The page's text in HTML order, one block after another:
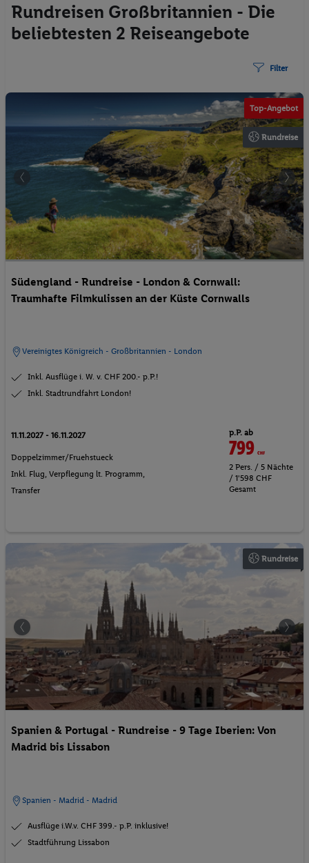
Rundreisen Großbritannien - Die
beliebtesten 2 Reiseangebote
Filter
Top-Angebot
Rundreise
Südengland - Rundreise - London & Cornwall:
Traumhafte Filmkulissen an der Küste Cornwalls
Vereinigtes Königreich - Großbritannien - London
Inkl. Ausflüge i. W. v. CHF 200.- p.P.!
Inkl. Stadtrundfahrt London!
11.11.2027 - 16.11.2027
Doppelzimmer/Fruehstueck
Inkl. Flug, Verpflegung lt. Programm
Transfer
p.P. ab
799CHF
2 Pers. / 5 Nächte
/ 1'598 CHF
Gesamt
Rundreise
Spanien & Portugal - Rundreise - 9 Tage Iberien: Von
Madrid bis Lissabon
Spanien - Madrid - Madrid
Ausflüge i.W.v. CHF 399.- p.P. inklusive!
Stadtführung Lissabon